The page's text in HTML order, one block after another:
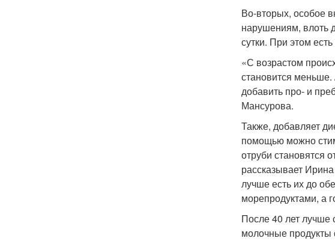
Во-вторых, особое
нарушениям, влоть
сутки. При этом
«С возрастом
становится меньше.
добавить про- и
Мансурова.
Также, добавляет
помощью можно
отруби становятся
рассказывает
лучше есть их до
морепродуктами, а
После 40 лет лучше
молочные продукты